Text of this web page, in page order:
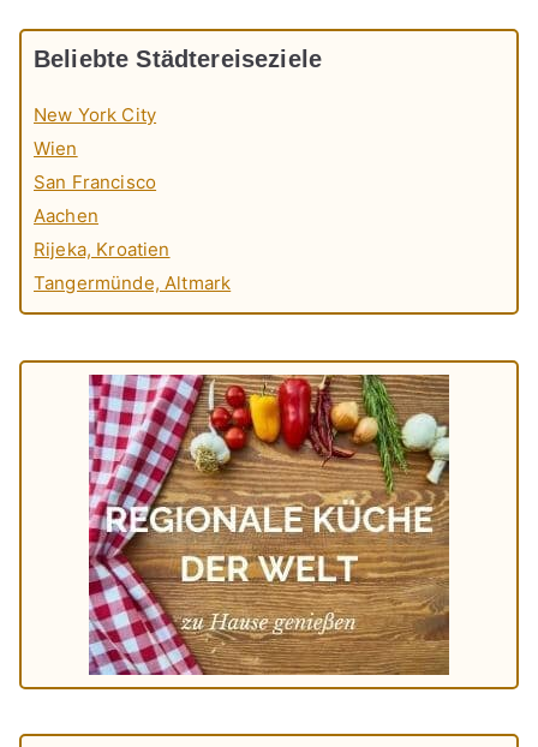
Beliebte Städtereiseziele
New York City
Wien
San Francisco
Aachen
Rijeka, Kroatien
Tangermünde, Altmark